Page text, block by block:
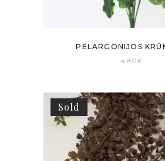
PELARGONIJOS
4.80€
Sold